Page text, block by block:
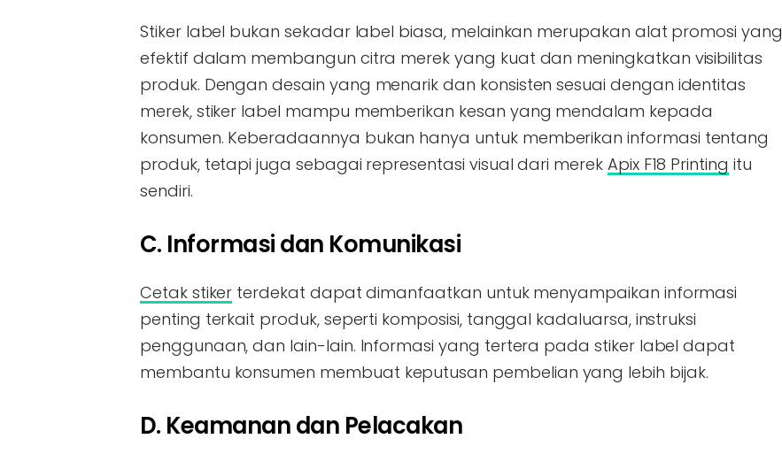
Stiker label bukan sekadar label biasa, melainkan merupakan alat promosi yang
efektif dalam membangun citra merek yang kuat dan meningkatkan visibilitas
produk. Dengan desain yang menarik dan konsisten sesuai dengan identitas
merek, stiker label mampu memberikan kesan yang mendalam kepada
konsumen. Keberadaannya bukan hanya untuk memberikan informasi tentang
produk, tetapi juga sebagai representasi visual dari merek Apix F18 Printing itu
sendiri.
C. Informasi dan Komunikasi
Cetak stiker terdekat dapat dimanfaatkan untuk menyampaikan informasi
penting terkait produk, seperti komposisi, tanggal kadaluarsa, instruksi
penggunaan, dan lain-lain. Informasi yang tertera pada stiker label dapat
membantu konsumen membuat keputusan pembelian yang lebih bijak.
D. Keamanan dan Pelacakan